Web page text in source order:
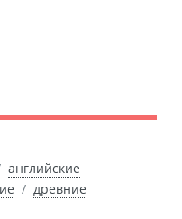
английские
древние